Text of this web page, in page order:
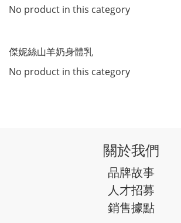
No product in this category
傑妮絲山羊奶身體乳
No product in this category
關於我們
品牌故事
人才招募
銷售據點